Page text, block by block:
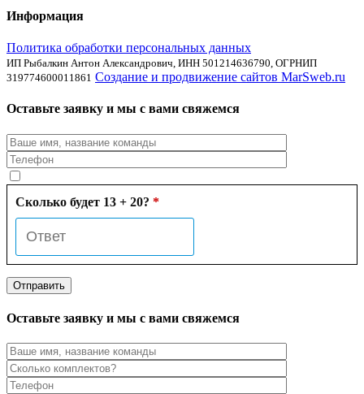
Информация
Политика обработки персональных данных
ИП Рыбалкин Антон Александрович, ИНН 501214636790, ОГРНИП
319774600011861 Создание и продвижение сайтов MarSweb.ru
Оставьте заявку и мы с вами свяжемся
Сколько будет 13 + 20? *
Оставьте заявку и мы с вами свяжемся